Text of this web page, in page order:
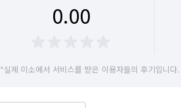
0.00
*실제 미소에서 서비스를 받은 이용자들의 후기입니다.